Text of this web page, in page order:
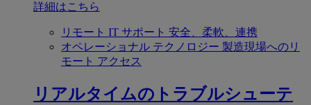
詳細はこちら
リモート IT サポート 安全、柔軟、連携
オペレーショナル テクノロジー 製造現場へのリ
モート アクセス
リアルタイムのトラブルシューテ